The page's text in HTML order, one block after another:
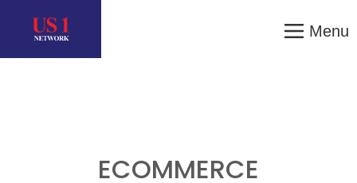
Menu
ECOMMERCE